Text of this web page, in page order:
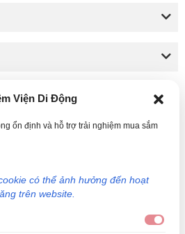
Viện Di Động
ổn định và hỗ trợ trải nghiệm mua sắm
có thể ảnh hưởng đến hoạt
trên website.
VIỆN DI ĐỘNG
0317265132 - Ngày cấp: 25/04/2022 - Nơi cấp: Sở
Giám đốc: Nguyễn Ngọc Ngân. Hotline: 1800.6729
- Bản quyền thuộc về Viện Di Động.